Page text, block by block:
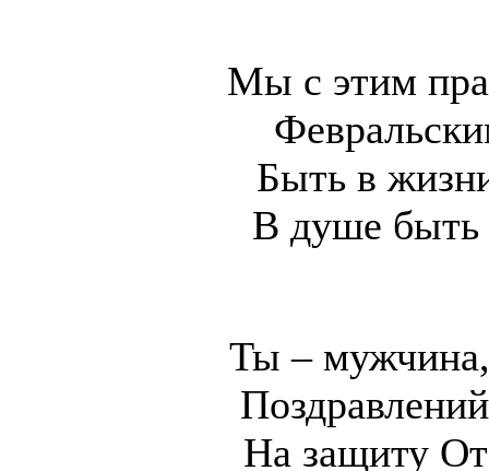
Мы с этим
Быть в
В душе быть
Ты –
На защиту